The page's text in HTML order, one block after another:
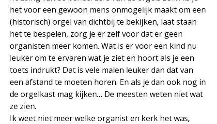
het voor een gewoon mens onmogelijk maakt om een
(historisch) orgel van dichtbij te bekijken, laat staan
het te bespelen, zorg je er zelf voor dat er geen
organisten meer komen. Wat is er voor een kind nu
leuker om te ervaren wat je ziet en hoort als je een
toets indrukt? Dat is vele malen leuker dan dat van
een afstand te moeten horen. En als je dan ook nog in
de orgelkast mag kijken… De meesten weten niet wat
ze zien.
Ik weet niet meer welke organist en kerk het was,